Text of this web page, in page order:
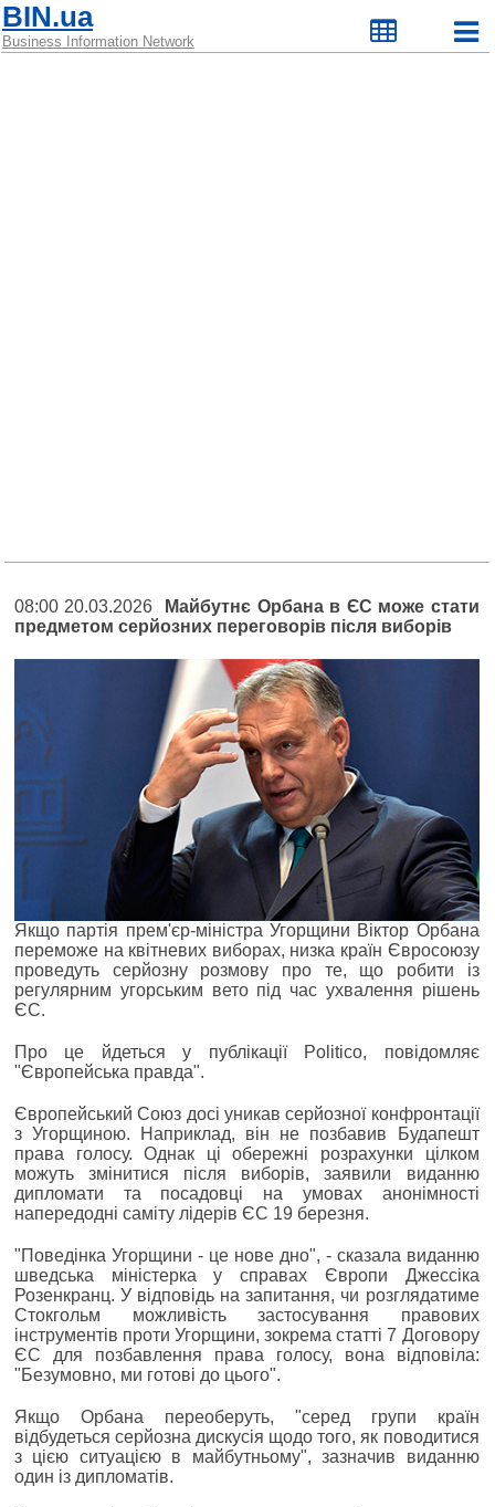
BIN.ua
Business Information Network
08:00 20.03.2026
Майбутнє Орбана в ЄС може стати
предметом серйозних переговорів після виборів
Якщо партія прем'єр-міністра Угорщини Віктор Орбана
переможе на квітневих виборах, низка країн Євросоюзу
проведуть серйозну розмову про те, що робити із
регулярним угорським вето під час ухвалення рішень
ЄС.
Про це йдеться у публікації Politico, повідомляє
"Європейська правда".
Європейський Союз досі уникав серйозної конфронтації
з Угорщиною. Наприклад, він не позбавив Будапешт
права голосу. Однак ці обережні розрахунки цілком
можуть змінитися після виборів, заявили виданню
дипломати та посадовці на умовах анонімності
напередодні саміту лідерів ЄС 19 березня.
"Поведінка Угорщини - це нове дно", - сказала виданню
шведська міністерка у справах Європи Джессіка
Розенкранц. У відповідь на запитання, чи розглядатиме
Стокгольм можливість застосування правових
інструментів проти Угорщини, зокрема статті 7 Договору
ЄС для позбавлення права голосу, вона відповіла:
"Безумовно, ми готові до цього".
Якщо Орбана переоберуть, "серед групи країн
відбудеться серйозна дискусія щодо того, як поводитися
з цією ситуацією в майбутньому", зазначив виданню
один із дипломатів.